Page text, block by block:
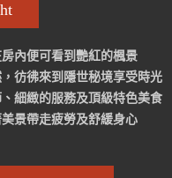
內便可看到艷紅的楓景
彷彿來到隱世秘境享受時光
細緻的服務及頂級特色美食
景帶走疲勞及舒緩身心